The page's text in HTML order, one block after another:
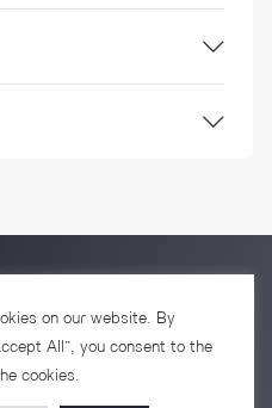
on our website. By
All”, you consent to the
cookies.